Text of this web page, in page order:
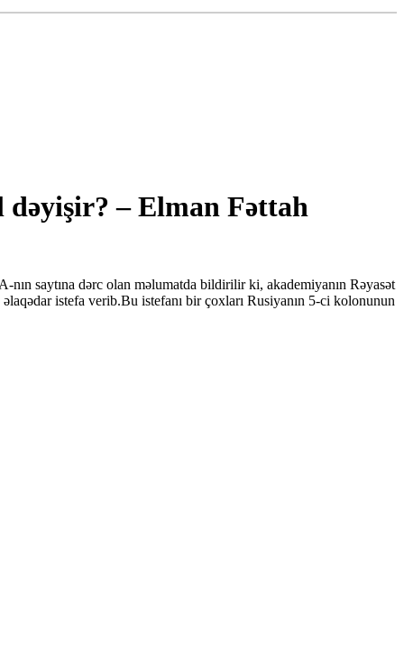
dəyişir? – Elman Fəttah
saytına dərc olan məlumatda bildirilir ki, akademiyanın Rəyasət
istefa verib.Bu istefanı bir çoxları Rusiyanın 5-ci kolonunun